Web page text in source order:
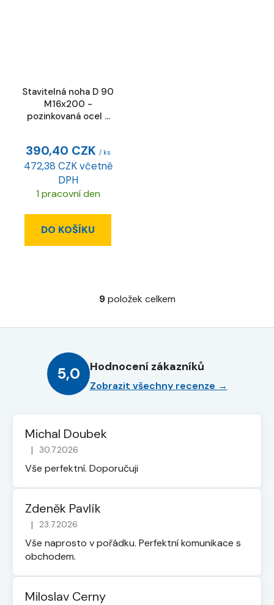
Stavitelná noha D 90
M16x200 -
pozinkovaná ocel -
390,40 CZK / ks
472,38 CZK včetně
DPH
1 pracovní den
DO KOŠÍKU
O
l
a
c
p
y
ý
u
9položek celkem
5,0 Hodnocení zákazníků
Zobrazit všechny recenze →
Michal Doubek
Hodnocení obchodu je 5 z 5 hvězdiček.
| 30.7.2026
Vše perfektní. Doporučuji
Zdeněk Pavlík
Hodnocení obchodu je 5 z 5 hvězdiček.
| 23.7.2026
Vše naprosto v pořádku. Perfektní komunikace s
obchodem.
Miloslav Cerny